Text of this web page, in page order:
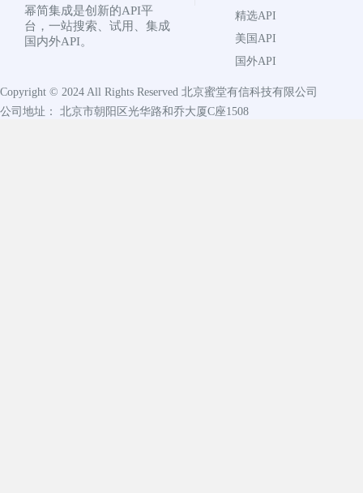
幂简集成是创新的API平
台，一站搜索、试用、集成
国内外API。
精选API
美国API
国外API
Copyright © 2024 All Rights Reserved 北京蜜堂有信科技有限公司
公司地址： 北京市朝阳区光华路和乔大厦C座1508